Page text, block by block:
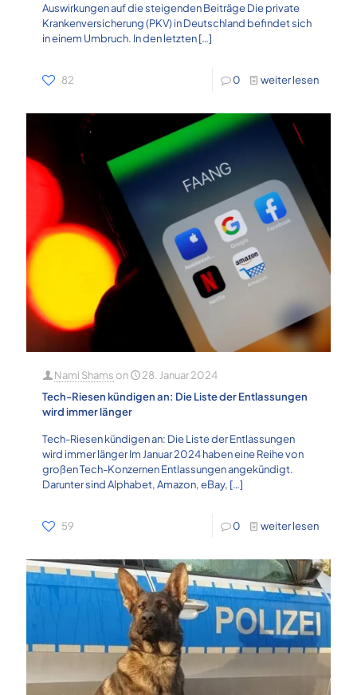
Auswirkungen auf die steigenden Beiträge Die private
Krankenversicherung (PKV) in Deutschland befindet sich
in einem Umbruch. In den letzten[…]
82 0 weiter lesen
Nami Shams on
28. Januar 2024
Tech-Riesen kündigen an: Die Liste der Entlassungen
wird immer länger
Tech-Riesen kündigen an: Die Liste der Entlassungen
wird immer länger Im Januar 2024 haben eine Reihe von
großen Tech-Konzernen Entlassungen angekündigt.
Darunter sind Alphabet, Amazon, eBay, […]
59 0 weiter lesen